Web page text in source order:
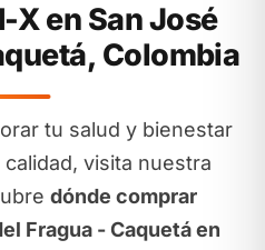
X en San José
Colombia
tu salud y bienestar
visita nuestra
dónde comprar
Fragua - Caquetá en